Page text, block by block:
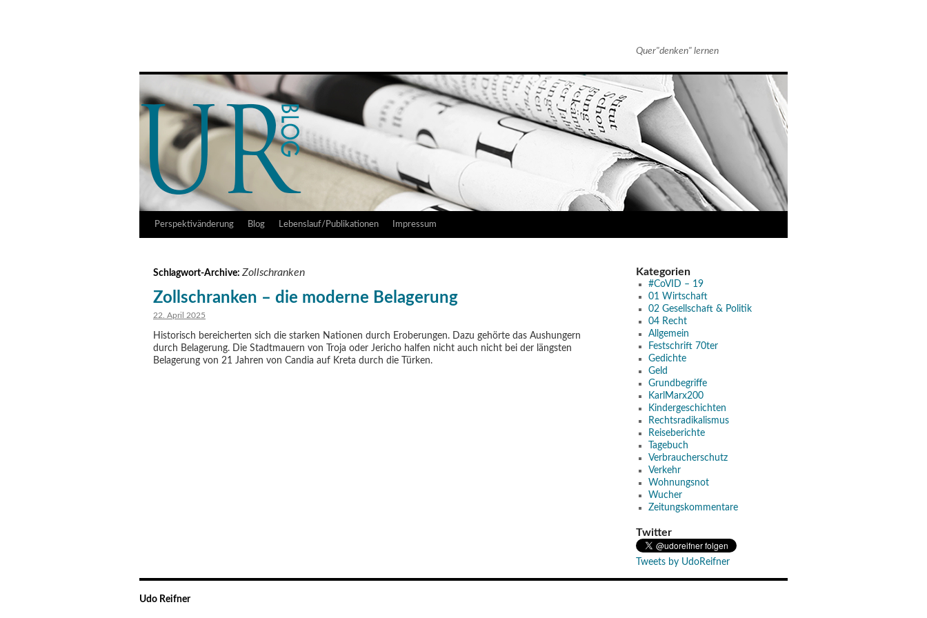
Quer"denken" lernen
Springe
Inhalt
Perspektivänderung Blog Lebenslauf/Publikationen Impressum
Schlagwort-Archive: Zollschranken
Zollschranken – die moderne Belagerung
22. April 2025
Historisch bereicherten sich die starken Nationen durch Eroberungen. Dazu gehörte das Aushungern
durch Belagerung. Die Stadtmauern von Troja oder Jericho halfen nicht auch nicht bei der längsten
Belagerung von 21 Jahren von Candia auf Kreta durch die Türken.
Kategorien
#CoVID – 19
01 Wirtschaft
02 Gesellschaft & Politik
04 Recht
Allgemein
Festschrift 70ter
Gedichte
Geld
Grundbegriffe
KarlMarx200
Kindergeschichten
Rechtsradikalismus
Reiseberichte
Tagebuch
Verbraucherschutz
Verkehr
Wohnungsnot
Wucher
Zeitungskommentare
Twitter
Tweets by UdoReifner
Udo Reifner